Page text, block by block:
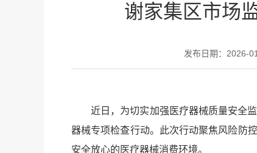
谢家集区市场
发布日期：2026-
近日，为切实加强医疗器械质量安全
器械专项检查行动。此次行动聚焦风险防
安全放心的医疗器械消费环境。